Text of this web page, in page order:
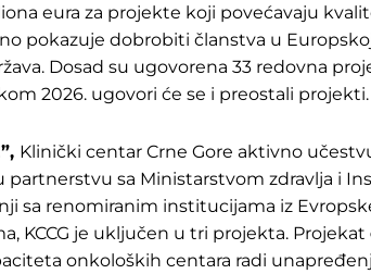
eura za projekte koji povećavaju
pokazuje dobrobiti članstva u
Dosad su ugovorena 33 redovna
2026. ugovori će se i preostali projekti.
Klinički centar Crne Gore aktivno
sa Ministarstvom zdravlja i
sa renomiranim institucijama iz
KCCG je uključen u tri projekta. Projekat
onkoloških centara radi